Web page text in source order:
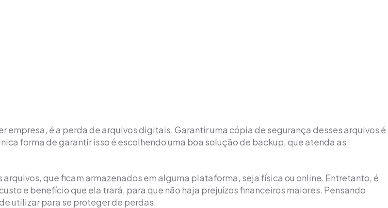
é a perda de arquivos digitais. Garantir uma cópia de segurança desses arquivos é
forma de garantir isso é escolhendo uma boa solução de backup, que atenda as
que ficam armazenados em alguma plataforma, seja física ou online. Entretanto, é
e benefício que ela trará, para que não haja prejuízos financeiros maiores. Pensando
utilizar para se proteger de perdas.